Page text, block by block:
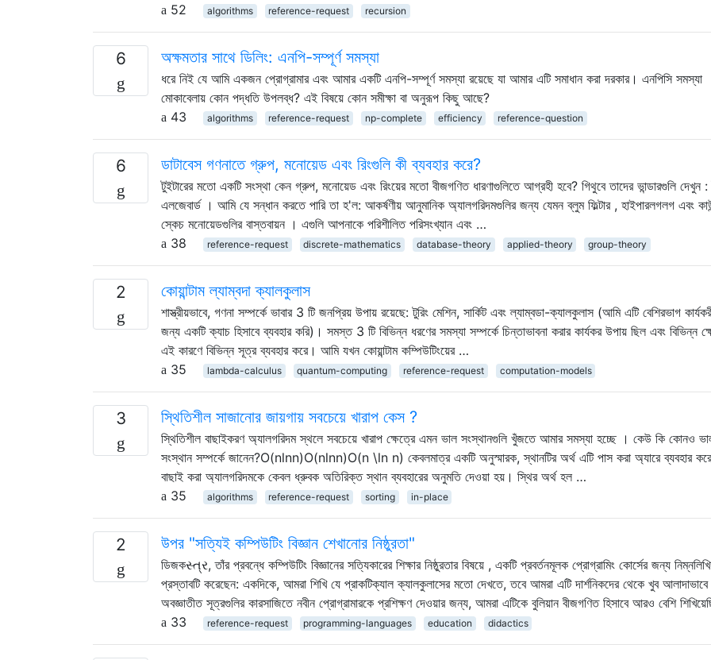
52
algorithms reference-request recursion
6 অক্ষমতার সাথে ডিলিং: এনপি-সম্পূর্ণ সমস্যা
ধরে নিই যে আমি একজন প্রোগ্রামার এবং আমার একটি এনপি-সম্পূর্ণ সমস্যা রয়েছে যা আমার এটি সমাধান করা দরকার। এনপিসি সমস্যা
মোকাবেলায় কোন পদ্ধতি উপলব্ধ? এই বিষয়ে কোন সমীক্ষা বা অনুরূপ কিছু আছে?
43
algorithms reference-request np-complete efficiency reference-question
6 ডাটাবেস গণনাতে গ্রুপ, মনোয়েড এবং রিংগুলি কী ব্যবহার করে?
টুইটারের মতো একটি সংস্থা কেন গ্রুপ, মনোয়েড এবং রিংয়ের মতো বীজগণিত ধারণাগুলিতে আগ্রহী হবে? গিথুবে তাদের ভান্ডারগুলি দেখুন
এলজেবার্ড । আমি যে সন্ধান করতে পারি তা হ'ল: আকর্ষণীয় আনুমানিক অ্যালগরিদমগুলির জন্য যেমন ব্লুম ফিল্টার , হাইপারলগলগ এবং
স্কেচ মনোয়েডগুলির বাস্তবায়ন । এগুলি আপনাকে পরিশীলিত পরিসংখ্যান এবং …
38
reference-request discrete-mathematics database-theory applied-theory group-theory
2 কোয়ান্টাম ল্যাম্বদা ক্যালকুলাস
শাস্ত্রীয়ভাবে, গণনা সম্পর্কে ভাবার 3 টি জনপ্রিয় উপায় রয়েছে: টুরিং মেশিন, সার্কিট এবং ল্যাম্বডা-ক্যালকুলাস (আমি এটি বেশিরভাগ
জন্য একটি ক্যাচ হিসাবে ব্যবহার করি)। সমস্ত 3 টি বিভিন্ন ধরণের সমস্যা সম্পর্কে চিন্তাভাবনা করার কার্যকর উপায় ছিল এবং বিভিন্ন
এই কারণে বিভিন্ন সূত্র ব্যবহার করে। আমি যখন কোয়ান্টাম কম্পিউটিংয়ের …
35
lambda-calculus quantum-computing reference-request computation-models
3 স্থিতিশীল সাজানোর জায়গায় সবচেয়ে খারাপ কেস ?
স্থিতিশীল বাছাইকরণ অ্যালগরিদম স্থলে সবচেয়ে খারাপ ক্ষেত্রে এমন ভাল সংস্থানগুলি খুঁজতে আমার সমস্যা হচ্ছে । কেউ কি কোনও
সংস্থান সম্পর্কে জানেন?O(nlnn)O(nln⁡n)O(n \ln n) কেবলমাত্র একটি অনুস্মারক, স্থানটির অর্থ এটি পাস করা অ্যারে ব্যবহার
বাছাই করা অ্যালগরিদমকে কেবল ধ্রুবক অতিরিক্ত স্থান ব্যবহারের অনুমতি দেওয়া হয়। স্থির অর্থ হল …
35
algorithms reference-request sorting in-place
2 উপর "সত্যিই কম্পিউটিং বিজ্ঞান শেখানোর নিষ্ঠুরতা"
ডিজকસ્ત્ર, তাঁর প্রবন্ধে কম্পিউটিং বিজ্ঞানের সত্যিকারের শিক্ষার নিষ্ঠুরতার বিষয়ে , একটি প্রবর্তনমূলক প্রোগ্রামিং কোর্সের জন্য
প্রস্তাবটি করেছেন: একদিকে, আমরা শিখি যে প্রাকটিক্যাল ক্যালকুলাসের মতো দেখতে, তবে আমরা এটি দার্শনিকদের থেকে খুব আলাদাভাবে
অবজ্ঞাতীত সূত্রগুলির কারসাজিতে নবীন প্রোগ্রামারকে প্রশিক্ষণ দেওয়ার জন্য, আমরা এটিকে বুলিয়ান বীজগণিত হিসাবে আরও বেশি
33
reference-request programming-languages education didactics